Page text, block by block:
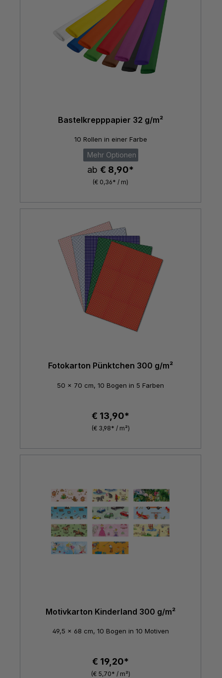
Bastelkrepppapier 32 g/m²
10 Rollen in einer Farbe
Mehr Optionen
ab € 8,90*
(€ 0,36* / m)
Fotokarton Pünktchen 300 g/m²
50 x 70 cm, 10 Bogen in 5 Farben
€ 13,90*
(€ 3,98* / m²)
Motivkarton Kinderland 300 g/m²
49,5 x 68 cm, 10 Bogen in 10 Motiven
€ 19,20*
(€ 5,70* / m²)